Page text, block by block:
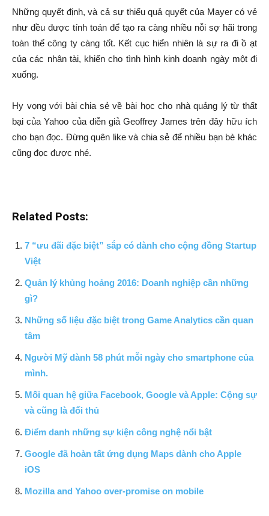
Những quyết định, và cả sự thiếu quả quyết của Mayer có vẻ
như đều được tính toán để tạo ra càng nhiều nỗi sợ hãi trong
toàn thể công ty càng tốt. Kết cục hiển nhiên là sự ra đi ồ ạt
của các nhân tài, khiến cho tình hình kinh doanh ngày một đi
xuống.
Hy vọng với bài chia sẻ về bài học cho nhà quảng lý từ thất
bại của Yahoo của diễn giả Geoffrey James trên đây hữu ích
cho bạn đọc. Đừng quên like và chia sẻ để nhiều bạn bè khác
cũng đọc được nhé.
Related Posts:
7 “ưu đãi đặc biệt” sắp có dành cho cộng đồng Startup
Việt
Quản lý khủng hoảng 2016: Doanh nghiệp cần những
gì?
Những số liệu đặc biệt trong Game Analytics cần quan
tâm
Người Mỹ dành 58 phút mỗi ngày cho smartphone của
mình.
Mối quan hệ giữa Facebook, Google và Apple: Cộng sự
và cũng là đối thủ
Điểm danh những sự kiện công nghệ nổi bật
Google đã hoàn tất ứng dụng Maps dành cho Apple
iOS
Mozilla and Yahoo over-promise on mobile